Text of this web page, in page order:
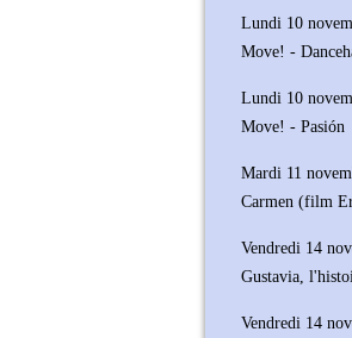
Lundi 10
Move! -
Lundi 10
Move! - Pasión
Mardi 11
Carmen (film
Vendredi 14
Gustavia,
Vendredi 14